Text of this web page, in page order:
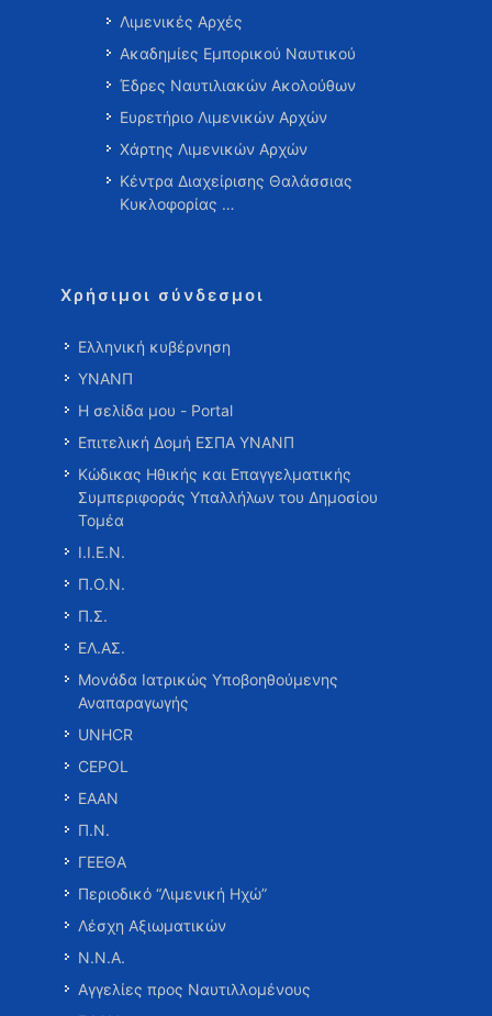
Λιμενικές Αρχές
Ακαδημίες Εμπορικού Ναυτικού
Έδρες Ναυτιλιακών Ακολούθων
Ευρετήριο Λιμενικών Αρχών
Χάρτης Λιμενικών Αρχών
Κέντρα Διαχείρισης Θαλάσσιας
Κυκλοφορίας …
Χρήσιμοι σύνδεσμοι
Ελληνική κυβέρνηση
ΥΝΑΝΠ
Η σελίδα μου - Portal
Επιτελική Δομή ΕΣΠΑ ΥΝΑΝΠ
Κώδικας Ηθικής και Επαγγελματικής
Συμπεριφοράς Υπαλλήλων του Δημοσίου
Τομέα
Ι.Ι.Ε.Ν.
Π.Ο.Ν.
Π.Σ.
ΕΛ.ΑΣ.
Μονάδα Ιατρικώς Υποβοηθούμενης
Αναπαραγωγής
UNHCR
CEPOL
ΕΑΑΝ
Π.Ν.
ΓΕΕΘΑ
Περιοδικό “Λιμενική Ηχώ”
Λέσχη Αξιωματικών
Ν.Ν.Α.
Αγγελίες προς Ναυτιλλομένους